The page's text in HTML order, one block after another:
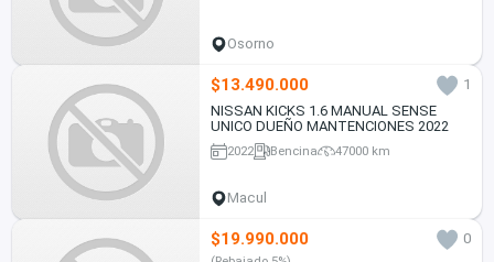
Osorno
$13.490.000
1
NISSAN KICKS 1.6 MANUAL SENSE
UNICO DUEÑO MANTENCIONES 2022
2022 Bencina 47000 km
Macul
$19.990.000 0